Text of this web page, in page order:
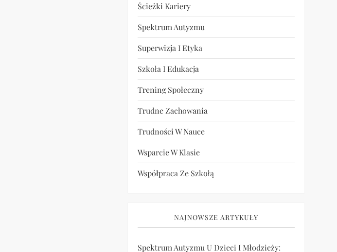
Ścieżki Kariery
Spektrum Autyzmu
Superwizja I Etyka
Szkoła I Edukacja
Trening Społeczny
Trudne Zachowania
Trudności W Nauce
Wsparcie W Klasie
Współpraca Ze Szkołą
NAJNOWSZE ARTYKUŁY
Spektrum Autyzmu U Dzieci I Młodzieży: